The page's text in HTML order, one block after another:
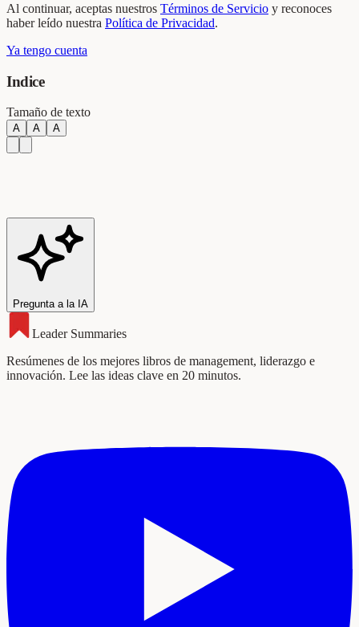
Al continuar, aceptas nuestros Términos de Servicio y reconoces
haber leído nuestra Política de Privacidad.
Ya tengo cuenta
Indice
Tamaño de texto
A A A
Pregunta a la IA
Leader Summaries
Resúmenes de los mejores libros de management, liderazgo e
innovación. Lee las ideas clave en 20 minutos.